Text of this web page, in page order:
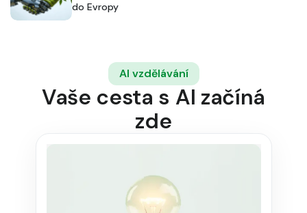
do Evropy
AI vzdělávání
Vaše cesta s AI začíná
zde